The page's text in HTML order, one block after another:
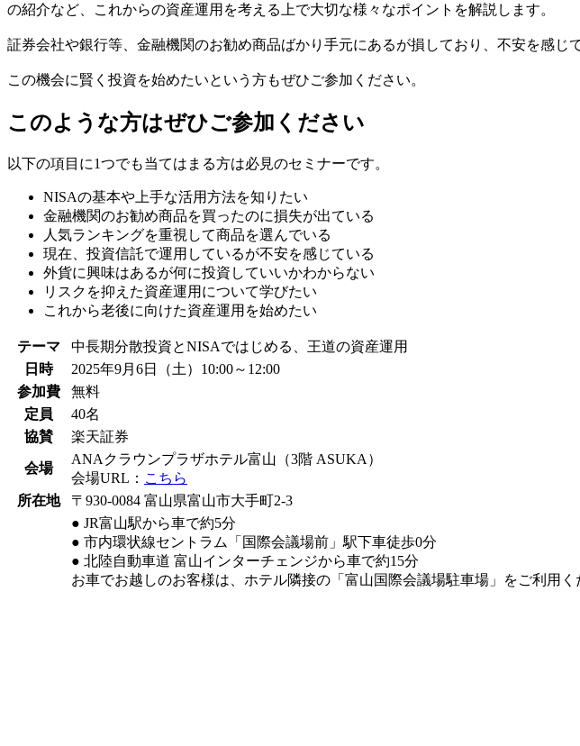
の紹介など、これからの資産運用を考える上で大切な様々なポイントを解説します。
証券会社や銀行等、金融機関のお勧め商品ばかり手元にあるが損しており、不安を感じ
この機会に賢く投資を始めたいという方もぜひご参加ください。
このような方はぜひご参加ください
以下の項目に1つでも当てはまる方は必見のセミナーです。
NISAの基本や上手な活用方法を知りたい
金融機関のお勧め商品を買ったのに損失が出ている
人気ランキングを重視して商品を選んでいる
現在、投資信託で運用しているが不安を感じている
外貨に興味はあるが何に投資していいかわからない
リスクを抑えた資産運用について学びたい
これから老後に向けた資産運用を始めたい
テーマ
中長期分散投資とNISAではじめる、王道の資産運用
日時
2025年9月6日（土）10:00～12:00
参加費
無料
定員
40名
協賛
楽天証券
会場
ANAクラウンプラザホテル富山（3階 ASUKA）
会場URL： こちら
所在地
〒930-0084 富山県富山市大手町2-3
● JR富山駅から車で約5分
● 市内環状線セントラム「国際会議場前」駅下車徒歩0分
● 北陸自動車道 富山インターチェンジから車で約15分
お車でお越しのお客様は、ホテル隣接の「富山国際会議場駐車場」をご利用く